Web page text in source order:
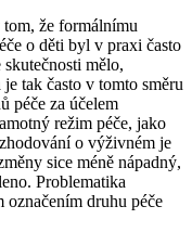
tom, že formálnímu
o děti byl v praxi často
mělo,
tak často v tomto směru
péče za účelem
režim péče, jako
o výživném je
sice méně nápadný,
Problematika
druhu péče